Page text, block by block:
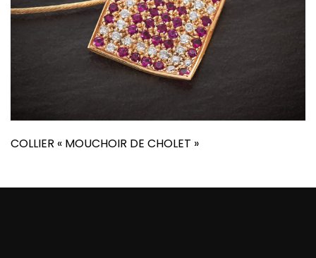
COLLIER « MOUCHOIR DE CHOLET »